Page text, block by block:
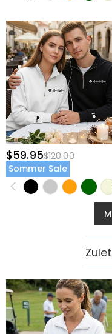
$59.95$120.00
Sommer Sale